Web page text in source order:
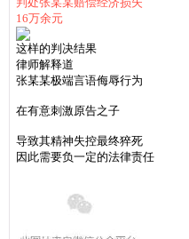
16万余元
这样的判决结果
律师解释道
张某某极端言语侮辱行为
在有意刺激原告之子
导致其精神失控最终猝死
因此需要负一定的法律责任